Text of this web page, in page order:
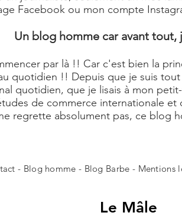
Facebook ou mon compte
Un blog homme car avant tout,
par là !! Car c'est bien la
quotidien !! Depuis que je suis
quotidien, que je lisais à mon
de commerce internationale
regrette absolument pas, ce blog
- Blog homme - Blog Barbe - Mentions
Le Mâle